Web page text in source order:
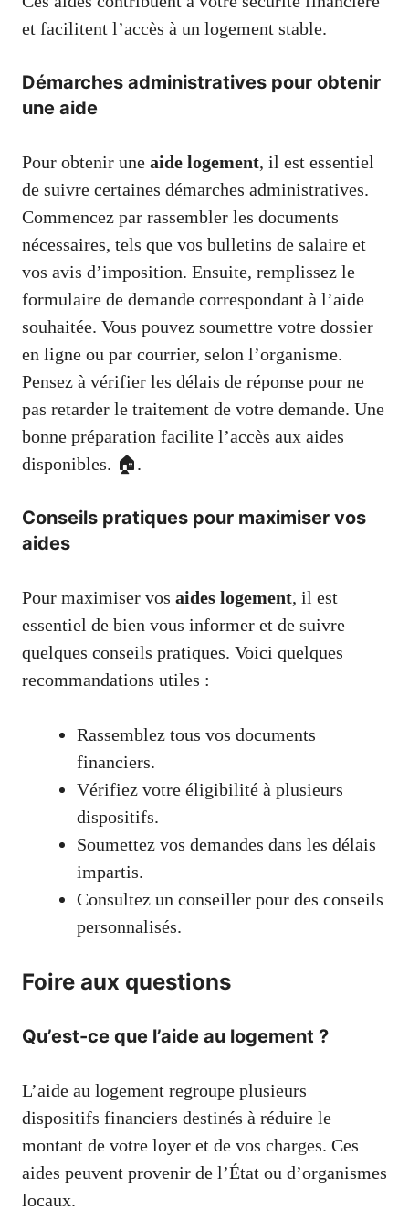
et facilitent l’accès à un logement stable.
Démarches administratives pour obtenir
une aide
Pour obtenir une aide logement, il est essentiel
de suivre certaines démarches administratives.
Commencez par rassembler les documents
nécessaires, tels que vos bulletins de salaire et
vos avis d’imposition. Ensuite, remplissez le
formulaire de demande correspondant à l’aide
souhaitée. Vous pouvez soumettre votre dossier
en ligne ou par courrier, selon l’organisme.
Pensez à vérifier les délais de réponse pour ne
pas retarder le traitement de votre demande. Une
bonne préparation facilite l’accès aux aides
disponibles. 🏠.
Conseils pratiques pour maximiser vos
aides
Pour maximiser vos aides logement, il est
essentiel de bien vous informer et de suivre
quelques conseils pratiques. Voici quelques
recommandations utiles :
Rassemblez tous vos documents
financiers.
Vérifiez votre éligibilité à plusieurs
dispositifs.
Soumettez vos demandes dans les délais
impartis.
Consultez un conseiller pour des conseils
personnalisés.
Foire aux questions
Qu’est-ce que l’aide au logement ?
L’aide au logement regroupe plusieurs
dispositifs financiers destinés à réduire le
montant de votre loyer et de vos charges. Ces
aides peuvent provenir de l’État ou d’organismes
locaux.